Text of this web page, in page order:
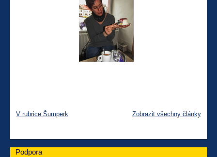
V rubrice Šumperk Zobrazit všechny články
Podpora